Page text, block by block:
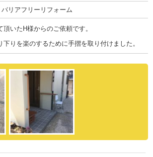
バリアフリーリフォーム
いたH様からのご依頼です。
りを楽のするために手摺を取り付けました。